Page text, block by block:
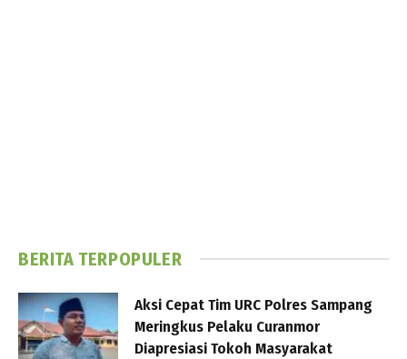
BERITA TERPOPULER
Aksi Cepat Tim URC Polres Sampang
Meringkus Pelaku Curanmor
Diapresiasi Tokoh Masyarakat